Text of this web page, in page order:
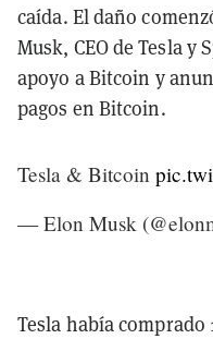
caída. El daño
Musk, CEO de Tesla y
apoyo a Bitcoin y
pagos en Bitcoin.
Tesla & Bitcoin
— Elon Musk
Tesla había